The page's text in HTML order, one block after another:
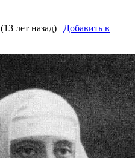
(13 лет назад) | Добавить в